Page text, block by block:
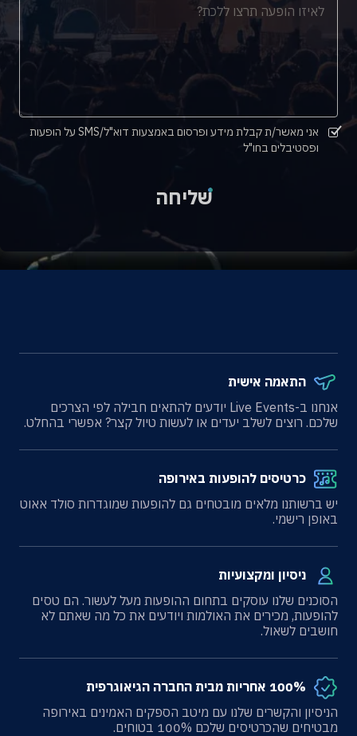
אני מאשר/ת קבלת מידע ופרסום באמצעות דוא"ל/SMS על הופעות
ופסטיבלים בחו"ל
שליחה
התאמה אישית
אנחנו ב-Live Events יודעים להתאים חבילה לפי הצרכים
שלכם. רוצים לשלב יעדים או לעשות טיול קצר? אפשרי בהחלט.
כרטיסים להופעות באירופה
יש ברשותנו מלאים מובטחים גם להופעות שמוגדרות סולד אאוט
באופן רישמי.
ניסיון ומקצועיות
הסוכנים שלנו עוסקים בתחום ההופעות מעל לעשור. הם טסים
להופעות, מכירים את האולמות ויודעים את כל מה שאתם לא
חושבים לשאול.
100% אחריות מבית החברה הגיאוגרפית
הניסיון והקשרים שלנו עם מיטב הספקים האמינים באירופה
מבטיחים שהכרטיסים שלכם 100% בטוחים.